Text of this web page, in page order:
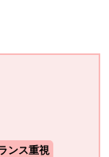
ンス重視